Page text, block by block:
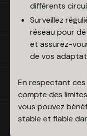
différents
Surveillez
réseau pour
et assurez-
de vos
En respectant
compte des
vous pouvez
stable et fiable